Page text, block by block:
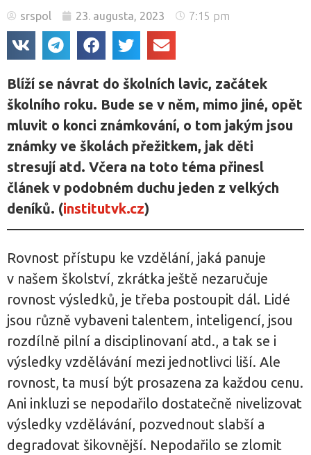
srspol 23. augusta, 2023 7:15 pm
Blíží se návrat do školních lavic, začátek
školního roku. Bude se v něm, mimo jiné, opět
mluvit o konci známkování, o tom jakým jsou
známky ve školách přežitkem, jak děti
stresují atd. Včera na toto téma přinesl
článek v podobném duchu jeden z velkých
deníků. (institutvk.cz)
Rovnost přístupu ke vzdělání, jaká panuje
v našem školství, zkrátka ještě nezaručuje
rovnost výsledků, je třeba postoupit dál. Lidé
jsou různě vybaveni talentem, inteligencí, jsou
rozdílně pilní a disciplinovaní atd., a tak se i
výsledky vzdělávání mezi jednotlivci liší. Ale
rovnost, ta musí být prosazena za každou cenu.
Ani inkluzi se nepodařilo dostatečně nivelizovat
výsledky vzdělávání, pozvednout slabší a
degradovat šikovnější. Nepodařilo se zlomit